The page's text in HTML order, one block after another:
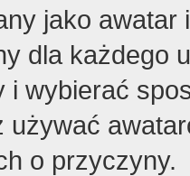
jako
dla każdego
i wybierać
używać
o przyczyny.